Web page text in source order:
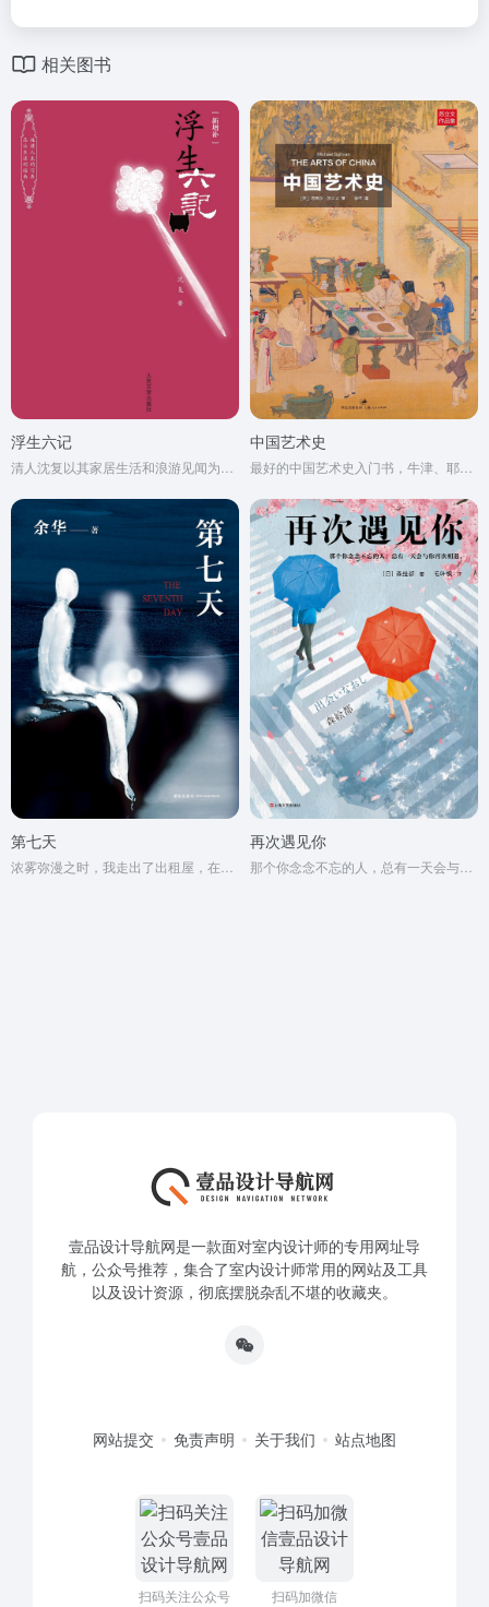
相关图书
浮生六记 中国艺术史
第七天 再次遇见你
壹品设计导航网是一款面对室内设计师的专用网址导
航，公众号推荐，集合了室内设计师常用的网站及工具
以及设计资源，彻底摆脱杂乱不堪的收藏夹。
网站提交 免责声明 关于我们 站点地图
扫码关注公众号 扫码加微信